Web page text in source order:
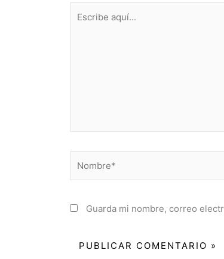
aquí...
Guarda mi nombre, correo